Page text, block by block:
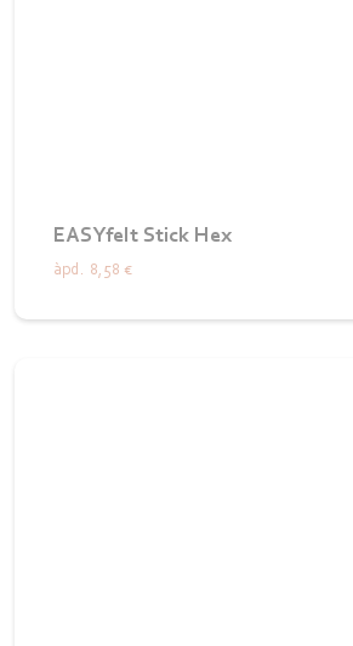
EASYfelt Stick Hex
àpd. 8,58 €